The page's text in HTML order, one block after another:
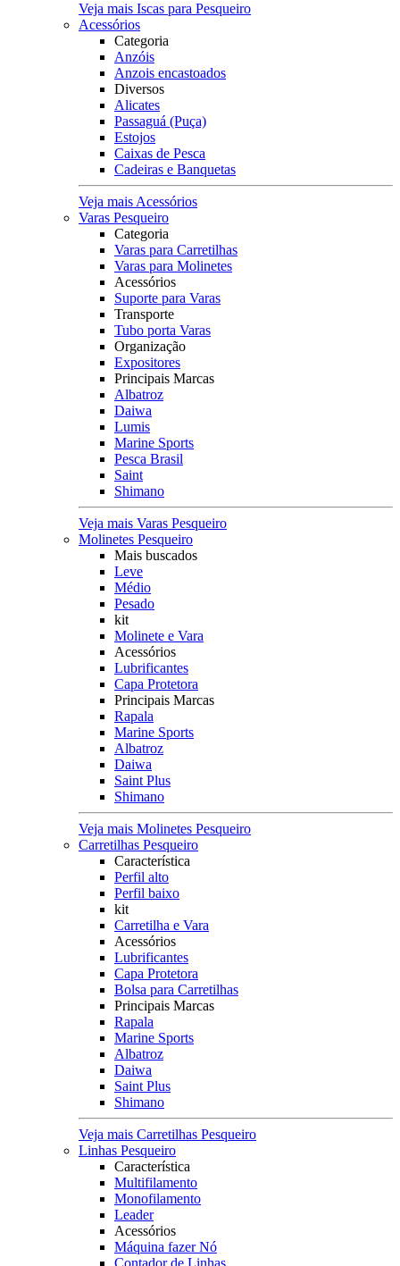
Veja mais Iscas para Pesqueiro
Acessórios
Categoria
Anzóis
Anzois encastoados
Diversos
Alicates
Passaguá (Puça)
Estojos
Caixas de Pesca
Cadeiras e Banquetas
Veja mais Acessórios
Varas Pesqueiro
Categoria
Varas para Carretilhas
Varas para Molinetes
Acessórios
Suporte para Varas
Transporte
Tubo porta Varas
Organização
Expositores
Principais Marcas
Albatroz
Daiwa
Lumis
Marine Sports
Pesca Brasil
Saint
Shimano
Veja mais Varas Pesqueiro
Molinetes Pesqueiro
Mais buscados
Leve
Médio
Pesado
kit
Molinete e Vara
Acessórios
Lubrificantes
Capa Protetora
Principais Marcas
Rapala
Marine Sports
Albatroz
Daiwa
Saint Plus
Shimano
Veja mais Molinetes Pesqueiro
Carretilhas Pesqueiro
Característica
Perfil alto
Perfil baixo
kit
Carretilha e Vara
Acessórios
Lubrificantes
Capa Protetora
Bolsa para Carretilhas
Principais Marcas
Rapala
Marine Sports
Albatroz
Daiwa
Saint Plus
Shimano
Veja mais Carretilhas Pesqueiro
Linhas Pesqueiro
Característica
Multifilamento
Monofilamento
Leader
Acessórios
Máquina fazer Nó
Contador de Linhas